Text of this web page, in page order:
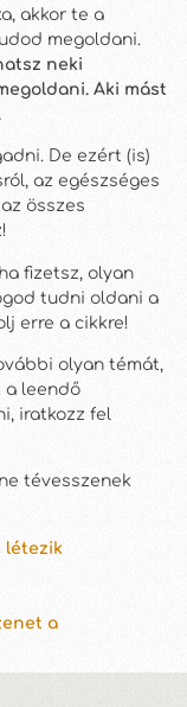
akkor te a
megoldani.
neki
Aki mást
De ezért (is)
az egészséges
összes
fizetsz, olyan
tudni oldani a
erre a cikkre!
olyan témát,
a leendő
iratkozz fel
tévesszenek
létezik
a